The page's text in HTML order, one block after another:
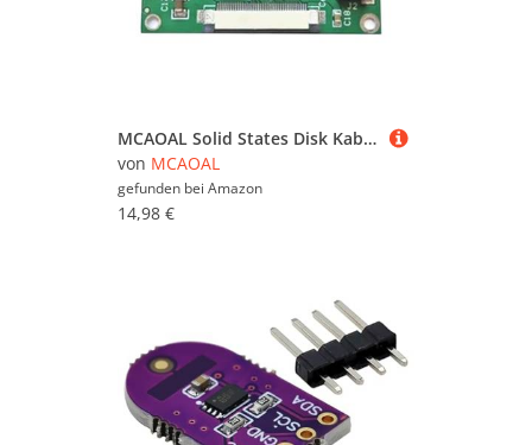
MCAOAL Solid States Disk Kabel Adapter Board 2242 Solid States Disk Adapter Für 2400 2510P 2710P D420
von MCAOAL
gefunden bei Amazon
14,98 €